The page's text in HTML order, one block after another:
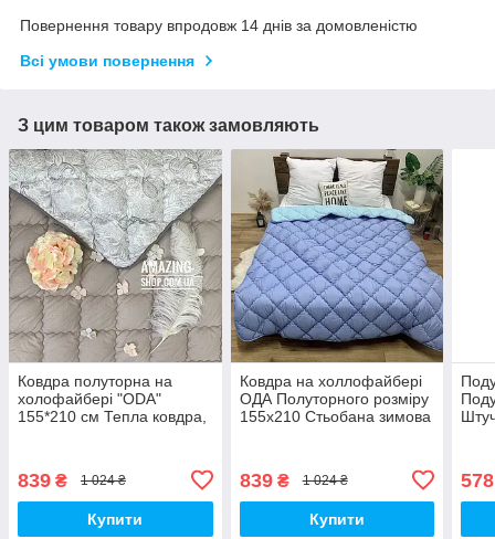
Повернення товару впродовж 14 днів за домовленістю
Всі умови повернення
З цим товаром також замовляють
Ковдра полуторна на
холофайбері "ODA"
155*210 см Тепла ковдра,
839 ₴ 1 024 ₴
Купити
Ковдра на холлофайбері
ОДА Полуторного розміру
155х210 Стьобана зимова
839₴ 1 024 ₴
Купити
578